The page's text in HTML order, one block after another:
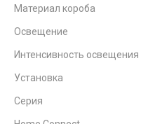
Материал короба
Освещение
Интенсивность освещения
Установка
Серия